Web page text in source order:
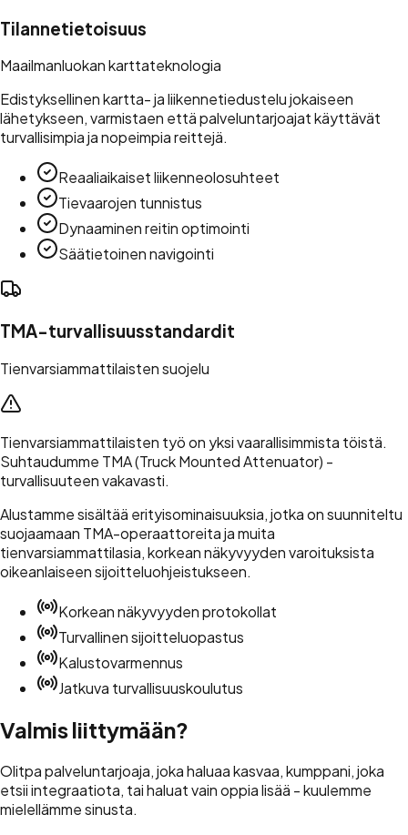
Tilannetietoisuus
Maailmanluokan karttateknologia
Edistyksellinen kartta- ja liikennetiedustelu jokaiseen
lähetykseen, varmistaen että palveluntarjoajat käyttävät
turvallisimpia ja nopeimpia reittejä.
Reaaliaikaiset liikenneolosuhteet
Tievaarojen tunnistus
Dynaaminen reitin optimointi
Säätietoinen navigointi
TMA-turvallisuusstandardit
Tienvarsiammattilaisten suojelu
Tienvarsiammattilaisten työ on yksi vaarallisimmista töistä.
Suhtaudumme TMA (Truck Mounted Attenuator) -
turvallisuuteen vakavasti.
Alustamme sisältää erityisominaisuuksia, jotka on suunniteltu
suojaamaan TMA-operaattoreita ja muita
tienvarsiammattilasia, korkean näkyvyyden varoituksista
oikeanlaiseen sijoitteluohjeistukseen.
Korkean näkyvyyden protokollat
Turvallinen sijoitteluopastus
Kalustovarmennus
Jatkuva turvallisuuskoulutus
Valmisliittymään?
Olitpa palveluntarjoaja, joka haluaa kasvaa, kumppani, joka
etsii integraatiota, tai haluat vain oppia lisää - kuulemme
mielellämme sinusta.